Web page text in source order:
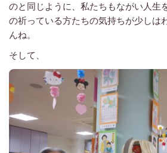
のと同じように、私たちもながい人生
の祈っている方たちの気持ちが少しは
んね。
そして、